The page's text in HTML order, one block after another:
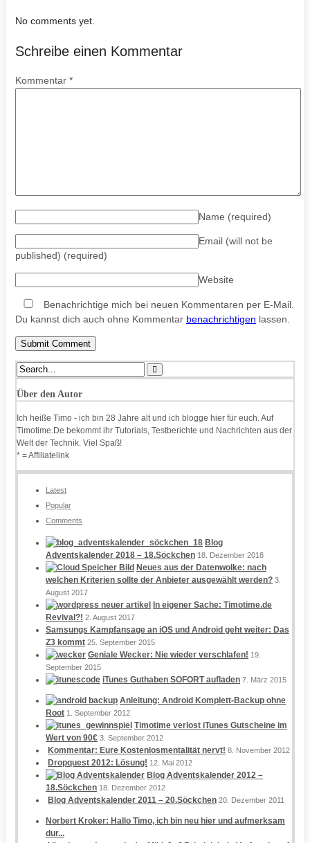
No comments yet.
Schreibe einen Kommentar
Kommentar *
Name (required)
Email (will not be
published) (required)
Website
Benachrichtige mich bei neuen Kommentaren per E-Mail.
Du kannst dich auch ohne Kommentar benachrichtigen lassen.
Über den Autor
Ich heiße Timo - ich bin 28 Jahre alt und ich blogge hier für euch. Auf
Timotime.De bekommt ihr Tutorials, Testberichte und Nachrichten aus der
Welt der Technik. Viel Spaß!
* = Affiliatelink
Latest
Popular
Comments
Blog
Adventskalender 2018 – 18.Söckchen 18. Dezember 2018
Neues aus der Datenwolke: nach
welchen Kriterien sollte der Anbieter ausgewählt werden? 3.
August 2017
In eigener Sache: Timotime.de
Revival?! 2. August 2017
Samsungs Kampfansage an iOS und Android geht weiter: Das
Z3 kommt 25. September 2015
Geniale Wecker: Nie wieder verschlafen! 19.
September 2015
iTunes Guthaben SOFORT aufladen 7. März 2015
Anleitung: Android Komplett-Backup ohne
Root 1. September 2012
Timotime verlost iTunes Gutscheine im
Wert von 90€ 3. September 2012
Kommentar: Eure Kostenlosmentalität nervt! 8. November 2012
Dropquest 2012: Lösung! 12. Mai 2012
Blog Adventskalender 2012 –
18.Söckchen 18. Dezember 2012
Blog Adventskalender 2011 – 20.Söckchen 20. Dezember 2011
Norbert Kroker: Hallo Timo, ich bin neu hier und aufmerksam
dur...